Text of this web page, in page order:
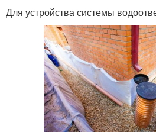
Для устройства системы